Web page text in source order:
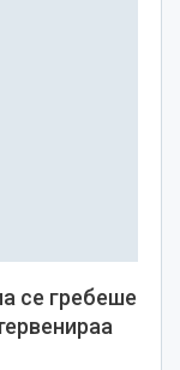
се гребеше